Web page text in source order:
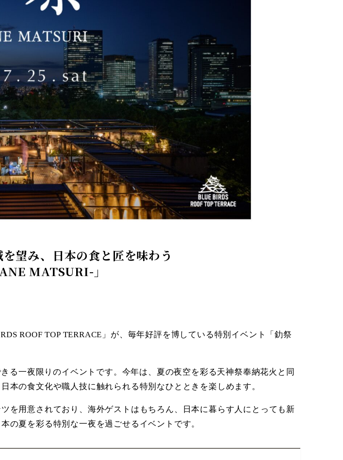
望み、日本の食と匠を味わう
MATSURI-」
ROOF TOP TERRACE」が、毎年好評を博している特別イベント「釛祭
る一夜限りのイベントです。今年は、夏の夜空を彩る天神祭奉納花火と同
本の食文化や職人技に触れられる特別なひとときを楽しめます。
を用意されており、海外ゲストはもちろん、日本に暮らす人にとっても新
の夏を彩る特別な一夜を過ごせるイベントです。